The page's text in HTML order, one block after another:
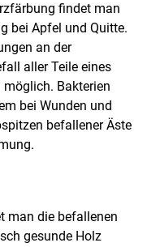
findet man
bei Apfel und Quitte.
an der
aller Teile eines
Bakterien
bei Wunden und
befallener Äste
man die befallenen
gesunde Holz